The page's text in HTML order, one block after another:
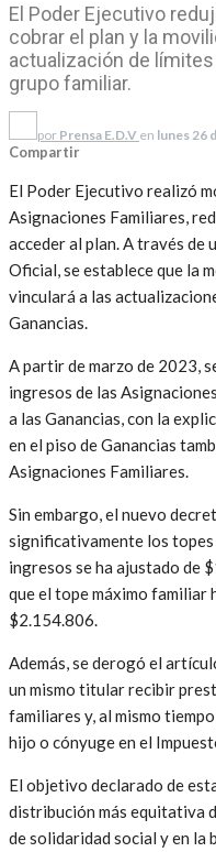
El Poder Ejecutivo
cobrar el plan y la
actualización de
grupo familiar.
por Prensa E.D.V en lunes 26
Compartir
El Poder Ejecutivo realizó
Asignaciones Familiares,
acceder al plan. A través de
Oficial, se establece que la
vinculará a las
Ganancias.
A partir de marzo de 2023,
ingresos de las
a las Ganancias, con la
en el piso de Ganancias
Asignaciones Familiares.
Sin embargo, el nuevo
significativamente los
ingresos se ha ajustado de
que el tope máximo familiar
$2.154.806.
Además, se derogó el
un mismo titular recibir
familiares y, al mismo
hijo o cónyuge en el
El objetivo declarado de
distribución más equitativa
de solidaridad social y en la